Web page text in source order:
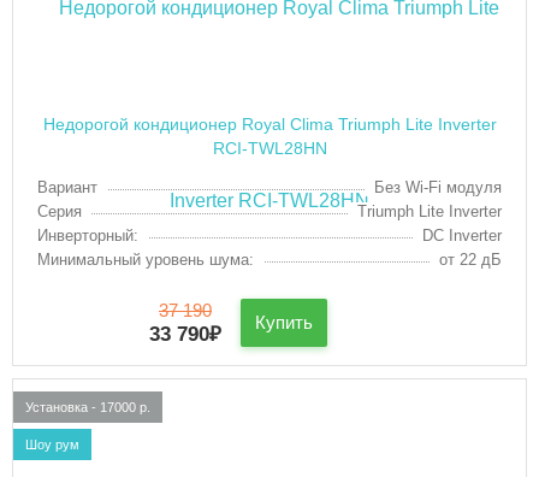
Недорогой кондиционер Royal Clima Triumph Lite Inverter
RCI-TWL28HN
Вариант
Без Wi-Fi модуля
Серия
Triumph Lite Inverter
Инверторный:
DC Inverter
Минимальный уровень шума:
от 22 дБ
37 190
33 790₽
Купить
Установка - 17000 р.
Шоу рум